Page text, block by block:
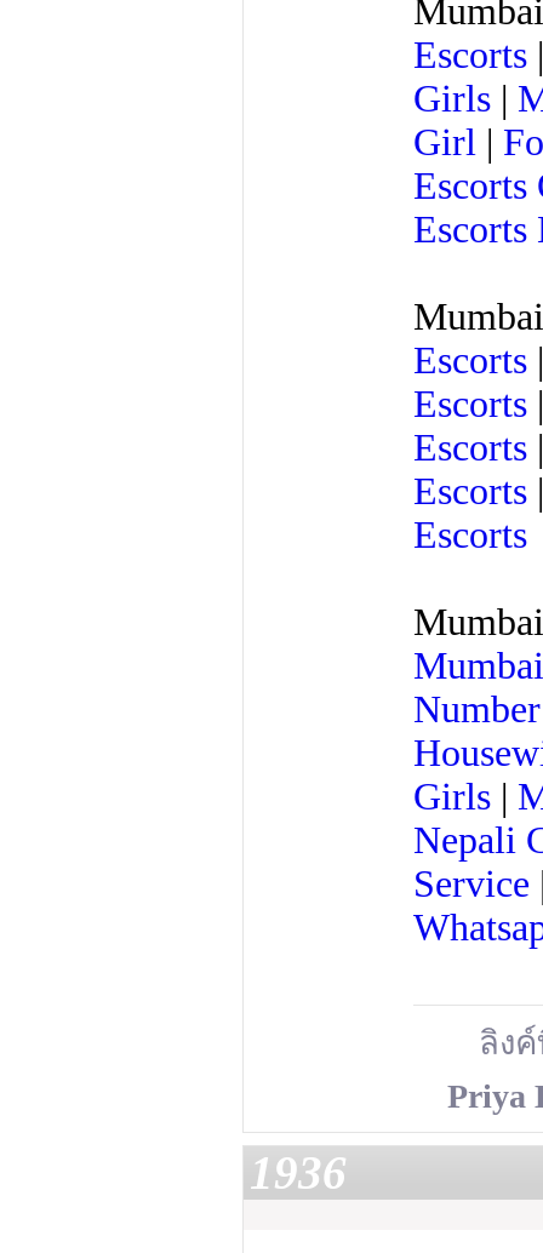
Escorts
Girls |
Girl |
Escorts
Escorts
Escorts
Escorts
Escorts
Escorts
Escorts
Mumbai
Number
Girls |
Nepali
Service
ลิง
Priya
1936